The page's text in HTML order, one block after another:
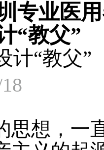
专业医
“教父”
计“教父”
思想，一